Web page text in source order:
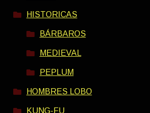
HISTORICAS
BÁRBAROS
MEDIEVAL
PEPLUM
HOMBRES LOBO
KUNG-FU